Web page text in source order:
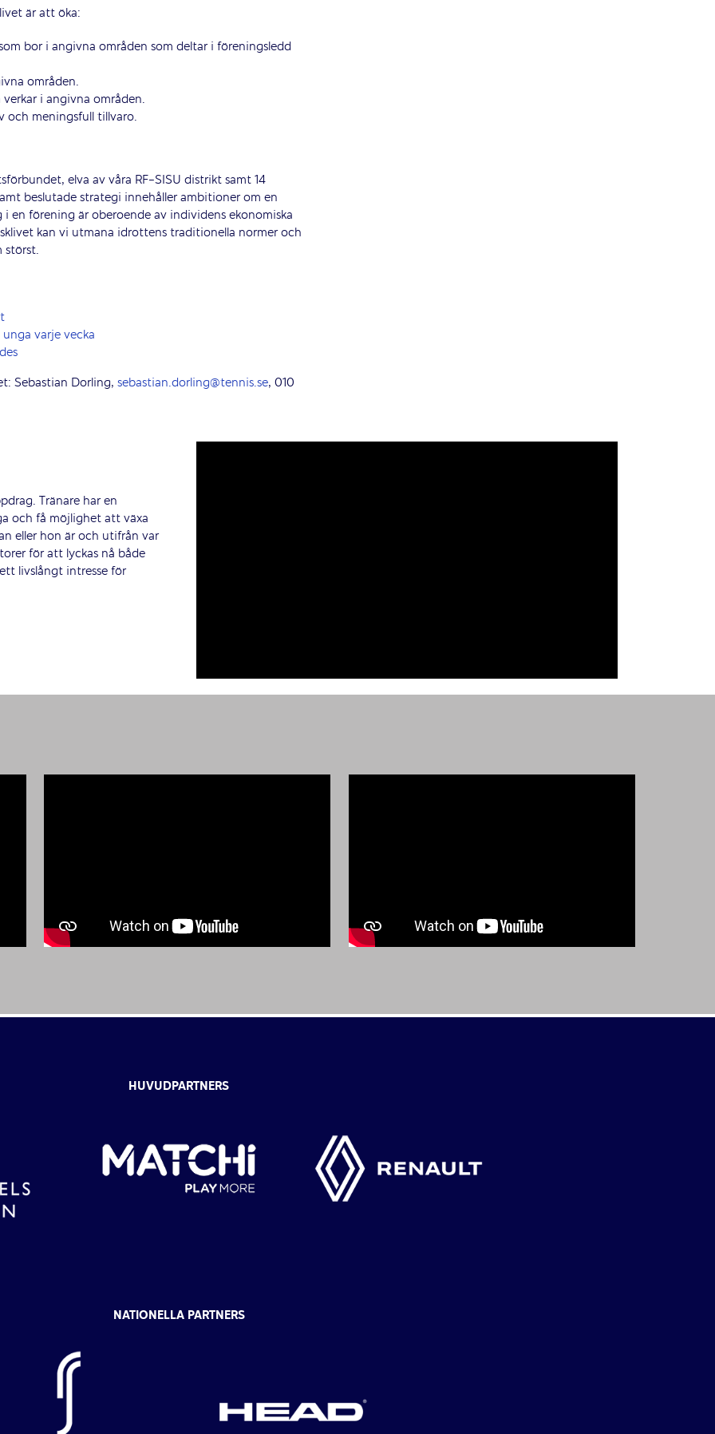
är att öka:
bor i angivna områden som deltar i föreningsledd
områden.
i angivna områden.
och meningsfull tillvaro.
elva av våra RF-SISU distrikt samt 14
beslutade strategi innehåller ambitioner om en
en förening är oberoende av individens ekonomiska
kan vi utmana idrottens traditionella normer och
störst.
varje vecka
Sebastian Dorling, sebastian.dorling@tennis.se, 010
Tränare har en
och få möjlighet att växa
eller hon är och utifrån var
för att lyckas nå både
livslångt intresse för
HUVUDPARTNERS
NATIONELLA PARTNERS